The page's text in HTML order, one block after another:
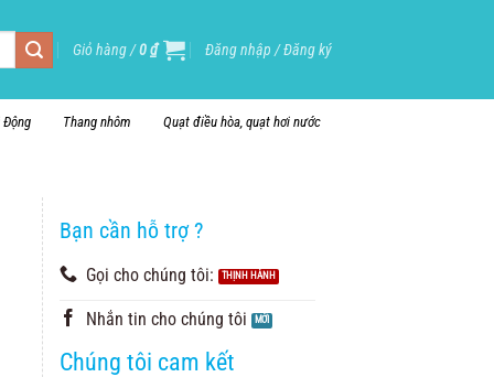
Giỏ hàng /0₫ Đăng nhập / Đăng ký
Động Thang nhôm Quạt điều hòa, quạt hơi nước
Bạn cần hỗ trợ ?
Gọi cho chúng tôi:
Nhắn tin cho chúng tôi
Chúng tôi cam kết